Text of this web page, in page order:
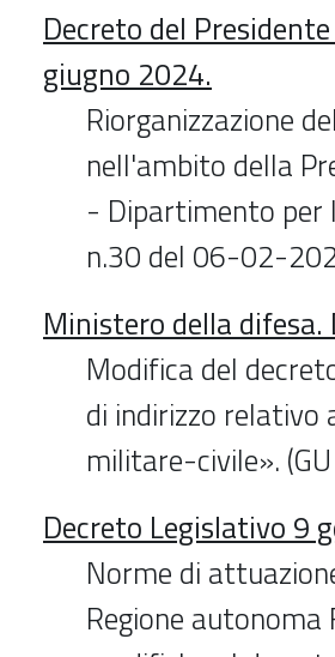
Decreto del
giugno 2024.
Riorganizzazione
nell'ambito della
- Dipartimento per
n.30 del 06-02-
Ministero della
Modifica del
di indirizzo
militare-civile».
Decreto Legislativo 9
Norme di
Regione